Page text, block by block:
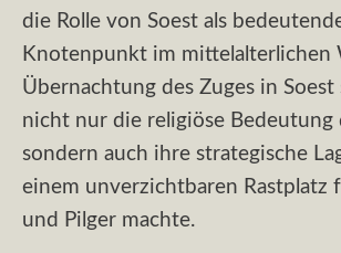
die Rolle von Soest als
Knotenpunkt im mittelalterlichen
Übernachtung des Zuges in
nicht nur die religiöse Bedeutung
sondern auch ihre strategische
einem unverzichtbaren Rastplatz
und Pilger machte.